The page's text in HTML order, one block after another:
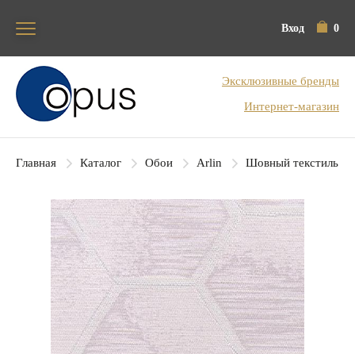
Вход 0
Блок поиска
Эксклюзивные бренды
Интернет-магазин
Главная Каталог Обои Arlin Шовный текстиль